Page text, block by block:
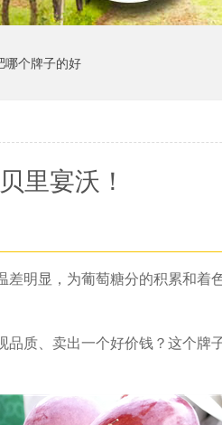
哪个牌子的好
里宴沃！
明显，为葡萄糖分的积累和着
品质、卖出一个好价钱？这个牌